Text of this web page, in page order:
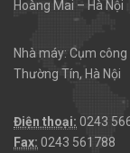
Hoàng Mai – Hà Nội
Nhà máy: Cụm
Thường Tín, Hà Nội
Điện thoại: 0243
Fax: 0243 561788